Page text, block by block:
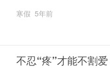
寒假 5年前
不忍“疼”才能不割